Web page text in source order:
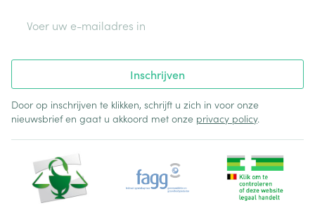
Inschrijven
Door op inschrijven te klikken, schrijft u zich in voor onze
nieuwsbrief en gaat u akkoord met onze privacy policy.